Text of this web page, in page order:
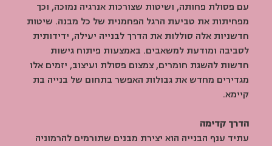
עם פסולת פחותה, ושיטות שצורכות אנרגיה נמוכה, וכך
מפחיתות את טביעת הרגל הפחמנית של כל מבנה. שיטות
חדשניות אלה סוללות את הדרך לבנייה יעילה, ידידותית
לסביבה ומודעת למשאבים. באמצעות פיתוח גישות
חדשות להשגת חומרים, צמצום פסולת ועיצוב, יזמים אלו
מגדירים מחדש את גבולות האפשר בתחום של בנייה בת
קיימא.
הדרך קדימה
עתיד ענף הבנייה הוא יצירת מבנים שתורמים להרמוניה